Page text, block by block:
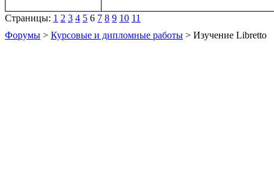
Страницы: 1 2 3 4 5 6 7 8 9 10 11
Форумы > Курсовые и дипломные работы > Изучение Libretto